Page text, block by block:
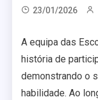
23/01/2026
A equipa das
história de
demonstrando o
habilidade. Ao